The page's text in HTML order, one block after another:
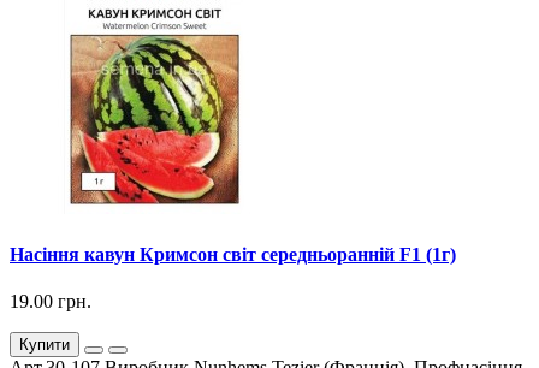
Насіння кавун Кримсон світ середньоранній F1 (1г)
19.00 грн.
Купити